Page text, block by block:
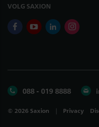
VOLG SAXION
facebookyoutubelinkedin
088 - 019 8888
© 2026 Saxion Privacy